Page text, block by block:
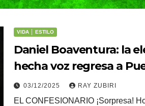
VIDA │ ESTILO
Daniel Boaventura: la
hecha voz regresa a
03/12/2025 RAY ZUBIRI
EL CONFESIONARIO ¡Sorpresa!
el
que
Oreo® y
su
en